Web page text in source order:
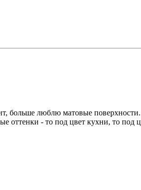
больше люблю матовые
оттенки - то под цвет кухни, то под